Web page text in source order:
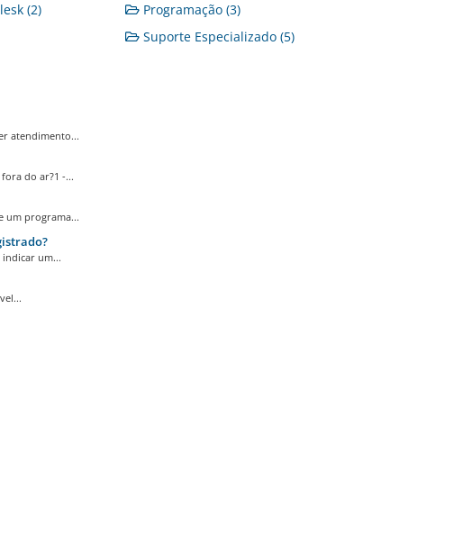
(2)
Programação (3)
Suporte Especializado (5)
atendimento...
do ar?1 -...
um programa...
indicar um...